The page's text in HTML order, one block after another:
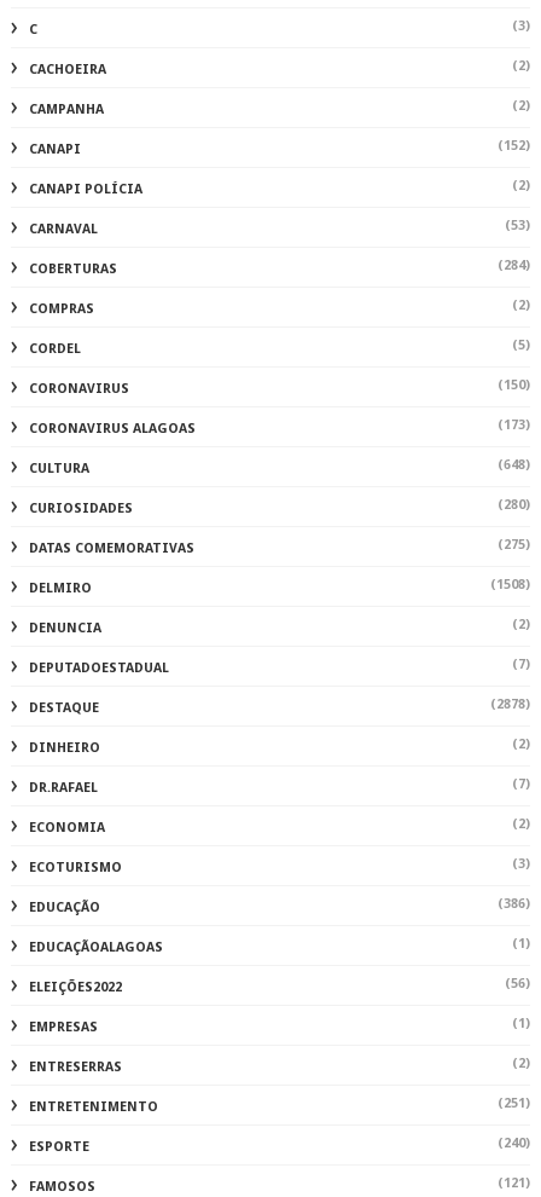
C (3)
CACHOEIRA (2)
CAMPANHA (2)
CANAPI (152)
CANAPI POLÍCIA (2)
CARNAVAL (53)
COBERTURAS (284)
COMPRAS (2)
CORDEL (5)
CORONAVIRUS (150)
CORONAVIRUS ALAGOAS (173)
CULTURA (648)
CURIOSIDADES (280)
DATAS COMEMORATIVAS (275)
DELMIRO (1508)
DENUNCIA (2)
DEPUTADOESTADUAL (7)
DESTAQUE (2878)
DINHEIRO (2)
DR.RAFAEL (7)
ECONOMIA (2)
ECOTURISMO (3)
EDUCAÇÃO (386)
EDUCAÇÃOALAGOAS (1)
ELEIÇÕES2022 (56)
EMPRESAS (1)
ENTRESERRAS (2)
ENTRETENIMENTO (251)
ESPORTE (240)
FAMOSOS (121)